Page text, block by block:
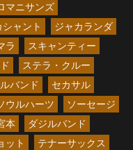
マニサンズ
ャント
ジャカランダ
ラ
スキャンティー
ステラ・クルー
バンド
セカサル
ウルハーツ
ソーセージ
本
ダジルバンド
ット
テナーサックス